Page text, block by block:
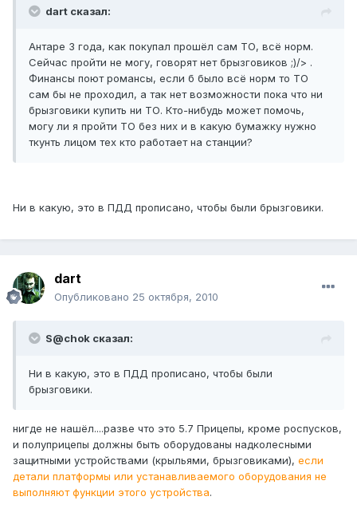
dart сказал:
Антаре 3 года, как покупал прошёл сам ТО, всё норм.
Сейчас пройти не могу, говорят нет брызговиков ;)/> .
Финансы поют романсы, если б было всё норм то ТО
сам бы не проходил, а так нет возможности пока что ни
брызговики купить ни ТО. Кто-нибудь может помочь,
могу ли я пройти ТО без них и в какую бумажку нужно
ткунть лицом тех кто работает на станции?
Ни в какую, это в ПДД прописано, чтобы были брызговики.
dart
Опубликовано 25 октября, 2010
S@chok сказал:
Ни в какую, это в ПДД прописано, чтобы были
брызговики.
нигде не нашёл....разве что это 5.7 Прицепы, кроме роспусков,
и полуприцепы должны быть оборудованы надколесными
защитными устройствами (крыльями, брызговиками), если
детали платформы или устанавливаемого оборудования не
выполняют функции этого устройства.